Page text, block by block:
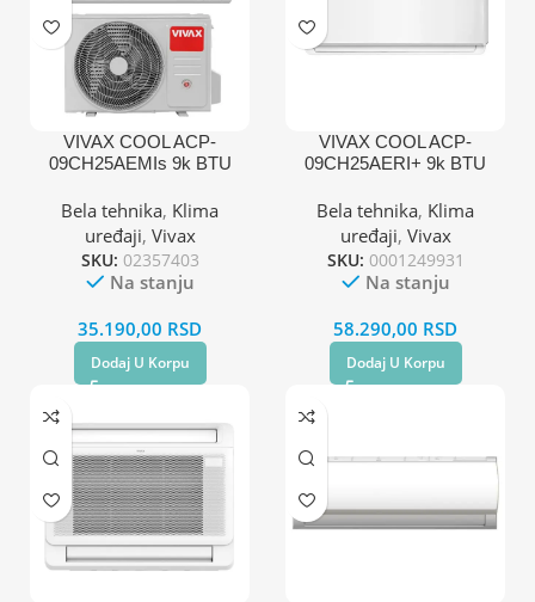
VIVAX COOL ACP-
09CH25AEMIs 9k BTU
Bela tehnika, Klima
uređaji, Vivax
SKU: 02357403
Na stanju
35.190,00 RSD
Dodaj U Korpu
VIVAX COOL ACP-
09CH25AERI+ 9k BTU
Bela tehnika, Klima
uređaji, Vivax
SKU: 0001249931
Na stanju
58.290,00 RSD
Dodaj U Korpu